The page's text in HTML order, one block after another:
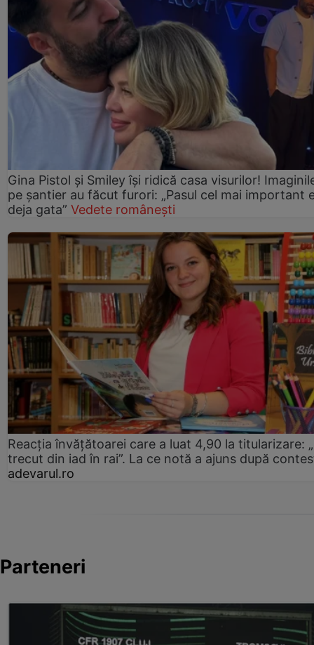
Gina Pistol și Smiley își ridică casa visurilor!
pe șantier au făcut furori: „Pasul cel mai important
deja gata” Vedete românești
Reacția învățătoarei care a luat 4,90 la titularizare:
trecut din iad în rai”. La ce notă a ajuns după
adevarul.ro
Parteneri